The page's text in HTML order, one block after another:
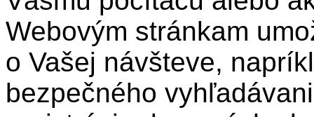
Webovým stránkam
o Vašej návšteve,
bezpečného